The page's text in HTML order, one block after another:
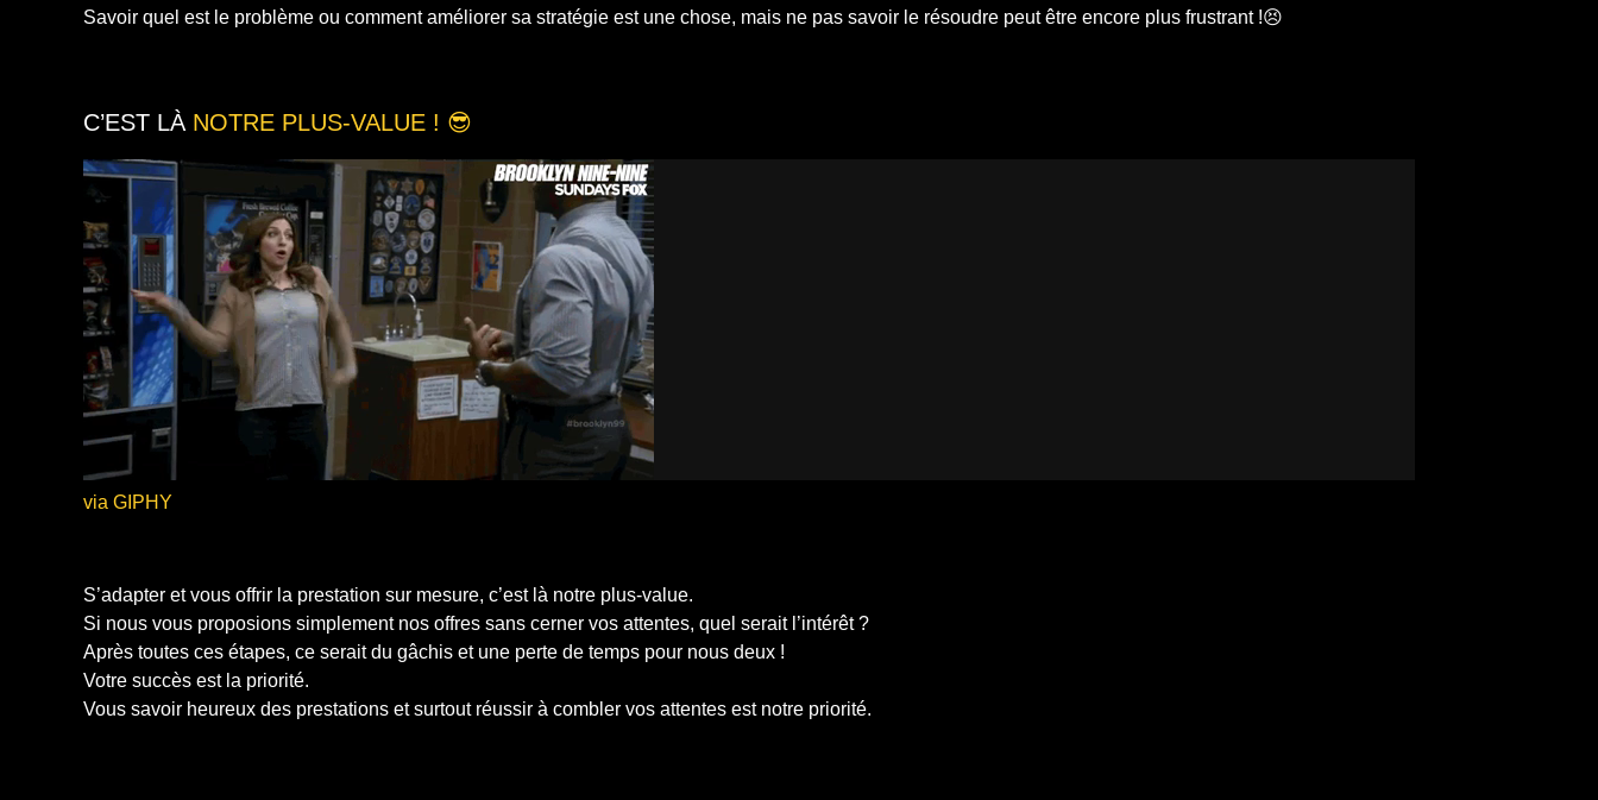
Savoir quel est le problème ou comment améliorer sa stratégie est une chose, mais ne pas savoir le résoudre peut être encore plus frustrant !😣
C’EST LÀ NOTRE PLUS-VALUE ! 😎
via GIPHY
S’adapter et vous offrir la prestation sur mesure, c’est là notre plus-value.
Si nous vous proposions simplement nos offres sans cerner vos attentes, quel serait l’intérêt ?
Après toutes ces étapes, ce serait du gâchis et une perte de temps pour nous deux !
Votre succès est la priorité.
Vous savoir heureux des prestations et surtout réussir à combler vos attentes est notre priorité.